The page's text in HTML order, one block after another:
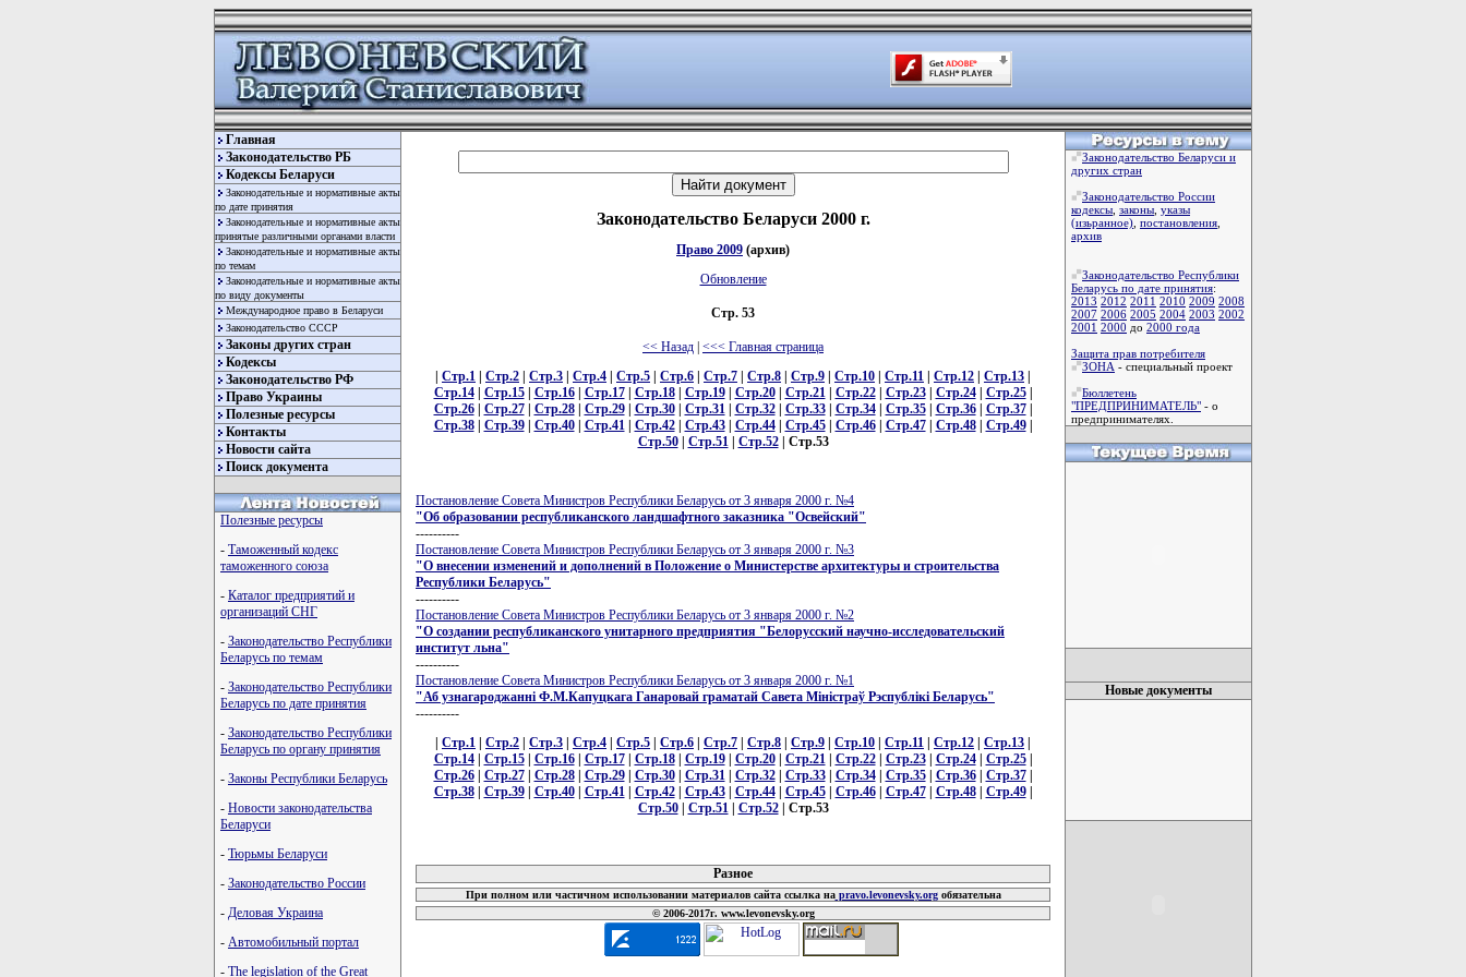
Главная
Законодательство РБ
Кодексы Беларуси
Законодательные и нормативные акты
по дате принятия
Законодательные и нормативные акты
принятые различными органами власти
Законодательные и нормативные акты
по темам
Законодательные и нормативные акты
по виду документы
Международное право в Беларуси
Законодательство СССР
Законы других стран
Кодексы
Законодательство РФ
Право Украины
Полезные ресурсы
Контакты
Новости сайта
Поиск документа
Полезные ресурсы
- Таможенный кодекс
таможенного союза
- Каталог предприятий и
организаций СНГ
- Законодательство Республики
Беларусь по темам
- Законодательство Республики
Беларусь по дате принятия
- Законодательство Республики
Беларусь по органу принятия
- Законы Республики Беларусь
- Новости законодательства
Беларуси
- Тюрьмы Беларуси
- Законодательство России
- Деловая Украина
- Автомобильный портал
- The legislation of the Great
Законодательство Беларуси 2000 г.
Право 2009 (архив)
Обновление
Стр. 53
<< Назад <<< Главная страница
Стр.1 Стр.2 Стр.3 Стр.4 Стр.5 Стр.6 Стр.7 Стр.8 Стр.9 Стр.10 Стр.11 Стр.12 Стр.13
Стр.14| Стр.15| Стр.16| Стр.17| Стр.18| Стр.19| Стр.20| Стр.21| Стр.22| Стр.23| Стр.24| Стр.25|
Стр.26| Стр.27| Стр.28| Стр.29| Стр.30| Стр.31| Стр.32| Стр.33| Стр.34| Стр.35| Стр.36| Стр.37|
Стр.38| Стр.39| Стр.40| Стр.41| Стр.42| Стр.43| Стр.44| Стр.45| Стр.46| Стр.47| Стр.48| Стр.49|
Стр.50| Стр.51| Стр.52| Стр.53
Постановление Совета Министров Республики Беларусь от 3 января 2000 г. №4
"Об образовании республиканского ландшафтного заказника "Освейский"
----------
Постановление Совета Министров Республики Беларусь от 3 января 2000 г. №3
"О внесении изменений и дополнений в Положение о Министерстве архитектуры и строительства
Республики Беларусь"
----------
Постановление Совета Министров Республики Беларусь от 3 января 2000 г. №2
"О создании республиканского унитарного предприятия "Белорусский научно-исследовательский
институт льна"
----------
Постановление Совета Министров Республики Беларусь от 3 января 2000 г. №1
"Аб узнагароджаннi Ф.М.Капуцкага Ганаровай граматай Савета Мiнiстраў Рэспублiкi Беларусь"
----------
Стр.1 Стр.2 Стр.3 Стр.4 Стр.5 Стр.6 Стр.7 Стр.8 Стр.9 Стр.10 Стр.11 Стр.12 Стр.13
Стр.14| Стр.15| Стр.16| Стр.17| Стр.18| Стр.19| Стр.20| Стр.21| Стр.22| Стр.23| Стр.24| Стр.25|
Стр.26| Стр.27| Стр.28| Стр.29| Стр.30| Стр.31| Стр.32| Стр.33| Стр.34| Стр.35| Стр.36| Стр.37|
Стр.38| Стр.39| Стр.40| Стр.41| Стр.42| Стр.43| Стр.44| Стр.45| Стр.46| Стр.47| Стр.48| Стр.49|
Стр.50| Стр.51| Стр.52| Стр.53
Разное
При полном или частичном использовании материалов сайта ссылка наpravo.levonevsky.orgобязательна
© 2006-2017г. www.levonevsky.org
Законодательство Беларуси и
других стран
Законодательство России
кодексы законы указы
(изьранное) постановления
архив
Законодательство Республики
Беларусь по дате принятия:
2013 2012 2011 2010 2009 2008
2007 2006 2005 2004 2003 2002
2001 2000 до 2000 года
Защита прав потребителя
ЗОНА - специальный проект
Бюллетень
"ПРЕДПРИНИМАТЕЛЬ" - о
предпринимателях.
Новые документы